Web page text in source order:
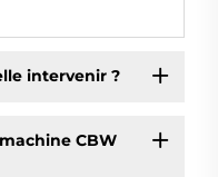
intervenir ?
CBW